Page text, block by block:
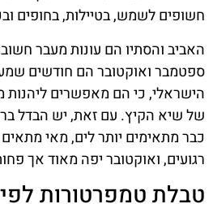
חשופים לשמש, בטיילות, בחופים
האביב והסתיו הם עונות מעבר
ספטמבר ואוקטובר הם חודשים
הישראלי, כי הם מאפשרים ליהנות
של שיא הקיץ. עם זאת, יש הבדל
כבר מתאימים יותר לים, מאי מתאים
רגועים, ואוקטובר יפה מאוד אך
טבלת טמפרטורות